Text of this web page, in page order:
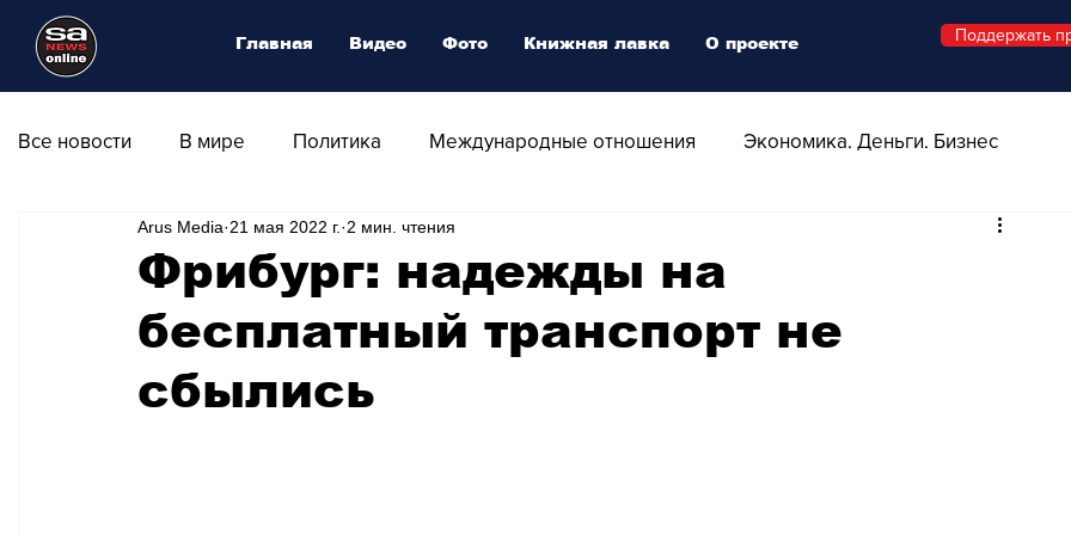
Все новости В мире Политика Международные отношения Экономика. Деньги. Бизнес
Общество Армия Аналитика
Транспорт Культура Магия искусства Swiss Афиша Стиль Стильный четверг
Фрибург: надежды на
бесплатный транспорт не
сбылись
Arus Media 21 мая 2022 г. 2 мин. чтения
Главная Видео Фото Книжная лавка О проекте Поддержать